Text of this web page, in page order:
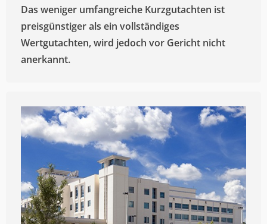
Das weniger umfangreiche Kurzgutachten ist
preisgünstiger als ein vollständiges
Wertgutachten, wird jedoch vor Gericht nicht
anerkannt.